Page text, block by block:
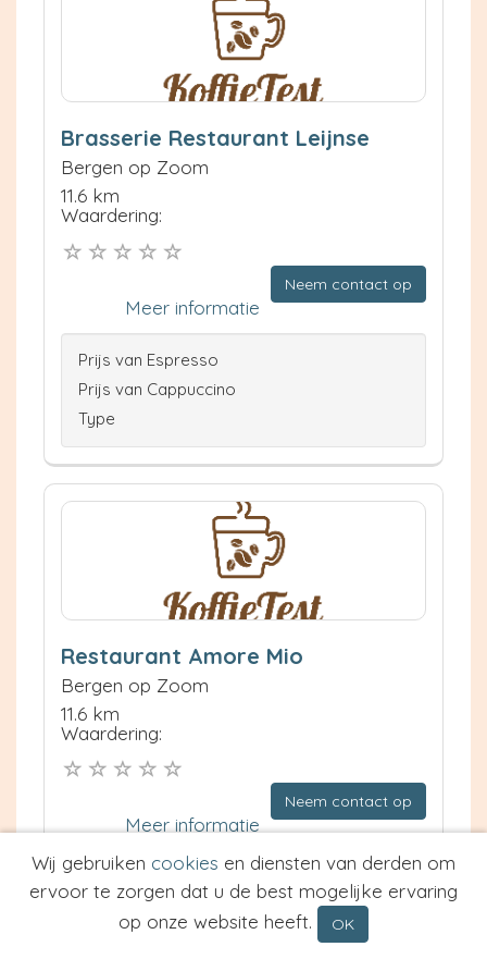
Brasserie Restaurant Leijnse
Bergen op Zoom
11.6 km
Waardering:
Neem contact op
Meer informatie
Prijs van Espresso
Prijs van Cappuccino
Type
Restaurant Amore Mio
Bergen op Zoom
11.6 km
Waardering:
Neem contact op
Meer informatie
Prijs van Espresso
Prijs van Cappuccino
Wij gebruiken cookies en diensten van derden om
ervoor te zorgen dat u de best mogelijke ervaring
op onze website heeft.
OK